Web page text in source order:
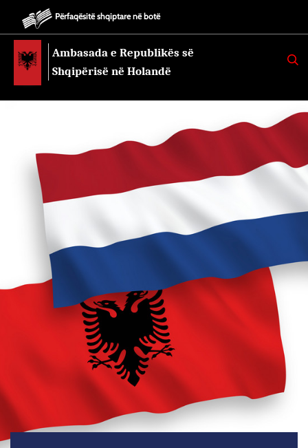
Përfaqësitë shqiptare në botë
Ambasada e Republikës së
Shqipërisë në Holandë
K
E